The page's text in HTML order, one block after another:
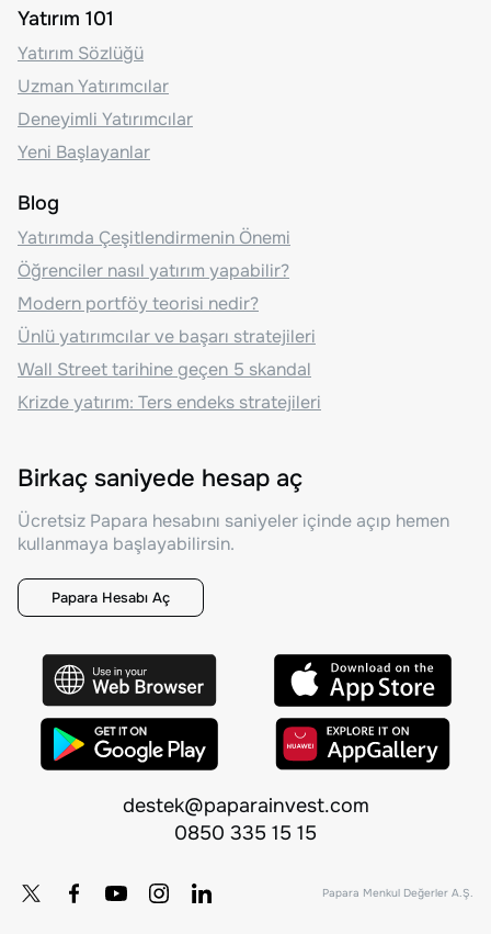
Yatırım 101
Yatırım Sözlüğü
Uzman Yatırımcılar
Deneyimli Yatırımcılar
Yeni Başlayanlar
Blog
Yatırımda Çeşitlendirmenin Önemi
Öğrenciler nasıl yatırım yapabilir?
Modern portföy teorisi nedir?
Ünlü yatırımcılar ve başarı stratejileri
Wall Street tarihine geçen 5 skandal
Krizde yatırım: Ters endeks stratejileri
Birkaç saniyede hesap aç
Ücretsiz Papara hesabını saniyeler içinde açıp hemen
kullanmaya başlayabilirsin.
Papara Hesabı Aç
destek@paparainvest.com
0850 335 15 15
Papara Menkul Değerler A.Ş.